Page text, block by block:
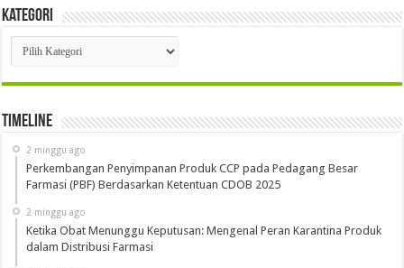
Kategori
Kategori
Timeline
2 minggu ago
Perkembangan Penyimpanan Produk CCP pada Pedagang Besar
Farmasi (PBF) Berdasarkan Ketentuan CDOB 2025
2 minggu ago
Ketika Obat Menunggu Keputusan: Mengenal Peran Karantina Produk
dalam Distribusi Farmasi